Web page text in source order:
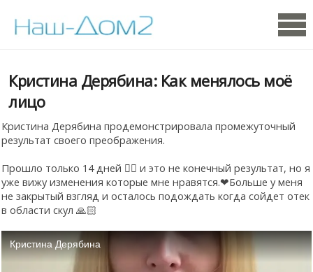
Кристина Дерябина: Как менялось моё
лицо
Кристина Дерябина продемонстрировала промежуточный
результат своего преображения.
Прошло только 14 дней ☝🏻 и это не конечный результат, но я
уже вижу изменения которые мне нравятся.❤Больше у меня
не закрытый взгляд и осталось подождать когда сойдет отек
в области скул 🙏🏻